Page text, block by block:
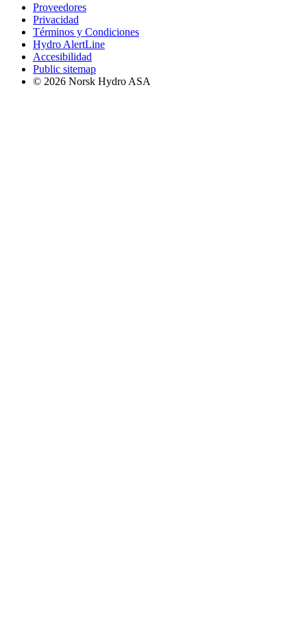
Proveedores
Privacidad
Términos y Condiciones
Hydro AlertLine
Accesibilidad
Public sitemap
© 2026 Norsk Hydro ASA